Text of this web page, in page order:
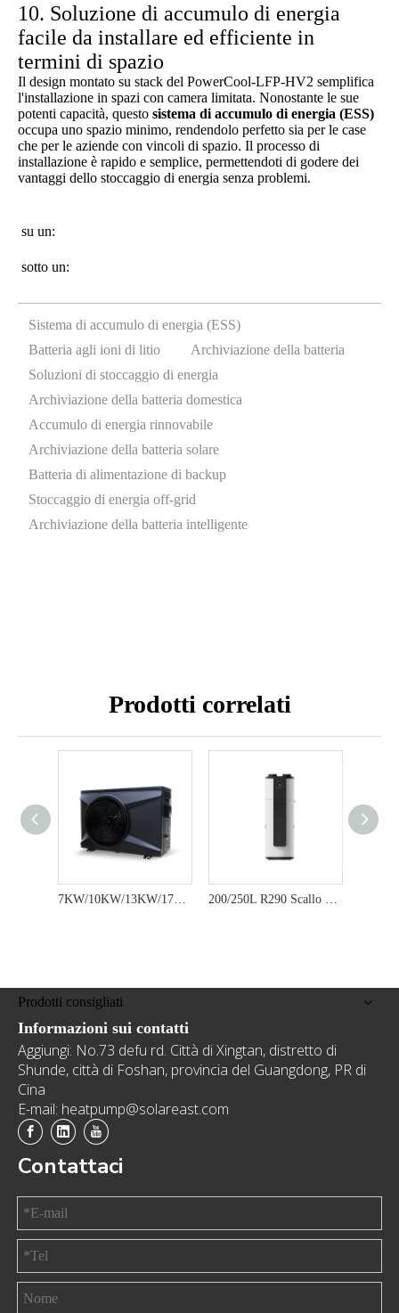
10. Soluzione di accumulo di energia
facile da installare ed efficiente in
termini di spazio
Il design montato su stack del PowerCool-LFP-HV2 semplifica
l'installazione in spazi con camera limitata. Nonostante le sue
potenti capacità, questo sistema di accumulo di energia (ESS)
occupa uno spazio minimo, rendendolo perfetto sia per le case
che per le aziende con vincoli di spazio. Il processo di
installazione è rapido e semplice, permettendoti di godere dei
vantaggi dello stoccaggio di energia senza problemi.
su un:
sotto un:
Sistema di accumulo di energia (ESS)
Batteria agli ioni di litio
Archiviazione della batteria
Soluzioni di stoccaggio di energia
Archiviazione della batteria domestica
Accumulo di energia rinnovabile
Archiviazione della batteria solare
Batteria di alimentazione di backup
Stoccaggio di energia off-grid
Archiviazione della batteria intelligente
Prodotti correlati
Prodotti consigliati
Informazioni sui contatti
Aggiungi: No.73 defu rd. Città di Xingtan, distretto di
Shunde, città di Foshan, provincia del Guangdong, PR di
Cina
E-mail: heatpump@solareast.com
Contattaci